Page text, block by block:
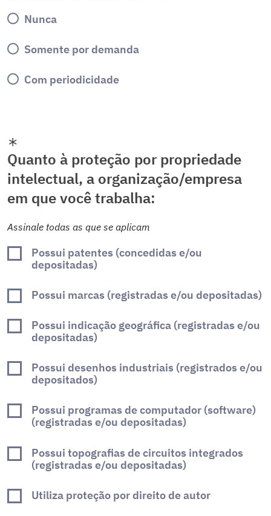
Nunca
Somente por demanda
Com periodicidade
Quanto à proteção por propriedade
intelectual, a organização/empresa
em que você trabalha:
Assinale todas as que se aplicam
Possui patentes (concedidas e/ou
depositadas)
Possui marcas (registradas e/ou depositadas)
Possui indicação geográfica (registradas e/ou
depositadas)
Possui desenhos industriais (registrados e/ou
depositados)
Possui programas de computador (software)
(registradas e/ou depositadas)
Possui topografias de circuitos integrados
(registradas e/ou depositadas)
Utiliza proteção por direito de autor